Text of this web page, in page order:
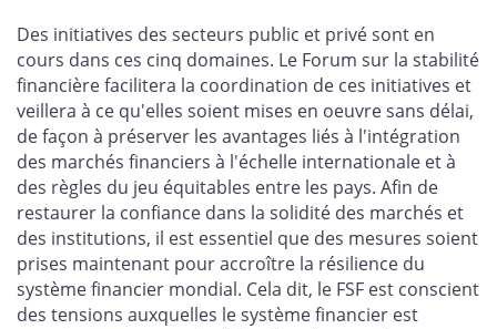
Des initiatives des secteurs public et privé sont en
cours dans ces cinq domaines. Le Forum sur la stabilité
financière facilitera la coordination de ces initiatives et
veillera à ce qu'elles soient mises en oeuvre sans délai,
de façon à préserver les avantages liés à l'intégration
des marchés financiers à l'échelle internationale et à
des règles du jeu équitables entre les pays. Afin de
restaurer la confiance dans la solidité des marchés et
des institutions, il est essentiel que des mesures soient
prises maintenant pour accroître la résilience du
système financier mondial. Cela dit, le FSF est conscient
des tensions auxquelles le système financier est